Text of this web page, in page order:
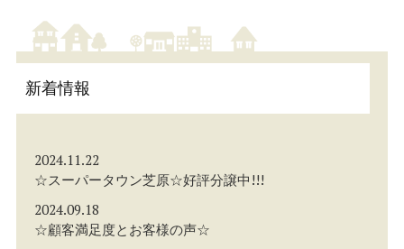
新着情報
2024.11.22
☆スーパータウン芝原☆好評分譲中!!!
2024.09.18
☆顧客満足度とお客様の声☆